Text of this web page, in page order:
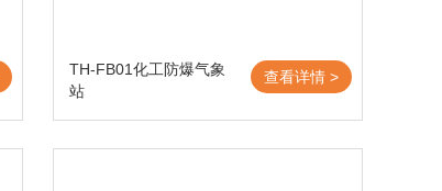
TH-FB01化工防爆气象
站
查看详情 >